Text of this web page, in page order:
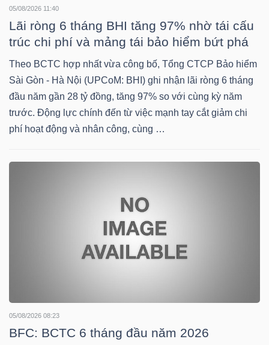
05/08/2026 11:40
Lãi ròng 6 tháng BHI tăng 97% nhờ tái cấu
trúc chi phí và mảng tái bảo hiểm bứt phá
Theo BCTC hợp nhất vừa công bố, Tổng CTCP Bảo hiểm
Sài Gòn - Hà Nội (UPCoM: BHI) ghi nhận lãi ròng 6 tháng
đầu năm gần 28 tỷ đồng, tăng 97% so với cùng kỳ năm
trước. Động lực chính đến từ việc mạnh tay cắt giảm chi
phí hoạt động và nhân công, cùng …
05/08/2026 08:23
BFC: BCTC 6 tháng đầu năm 2026
SÓC
SỨC
KHỎE
THÔNG